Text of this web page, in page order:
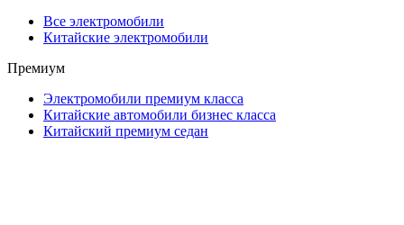
Все электромобили
Китайские электромобили
Премиум
Электромобили премиум класса
Китайские автомобили бизнес класса
Китайский премиум седан